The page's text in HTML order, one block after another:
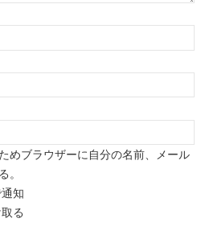
めブラウザーに自分の名前、メール
。
知
る